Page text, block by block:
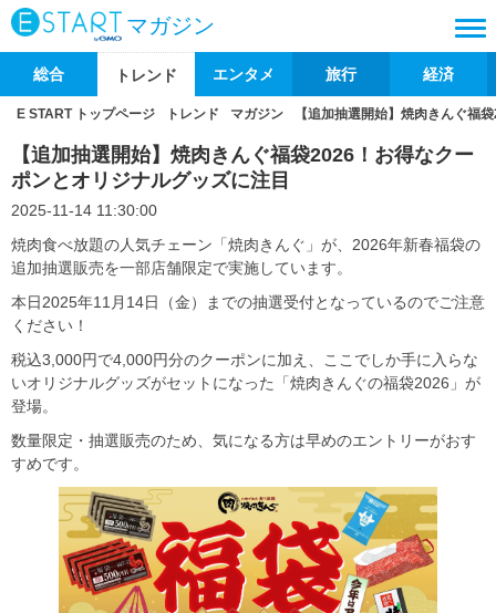
マガジン
総合 トレンド エンタメ 旅行 経済
E START トップページ トレンド マガジン 【追加抽選開始】焼肉きんぐ福
【追加抽選開始】焼肉きんぐ福袋2026！お得なクー
ポンとオリジナルグッズに注目
2025-11-14 11:30:00
焼肉食べ放題の人気チェーン「焼肉きんぐ」が、2026年新春福袋の
追加抽選販売を一部店舗限定で実施しています。
本日2025年11月14日（金）までの抽選受付となっているのでご注意
ください！
税込3,000円で4,000円分のクーポンに加え、ここでしか手に入らな
いオリジナルグッズがセットになった「焼肉きんぐの福袋2026」が
登場。
数量限定・抽選販売のため、気になる方は早めのエントリーがおす
すめです。